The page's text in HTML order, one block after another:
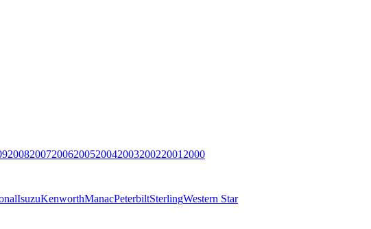
20082007200620052004200320022001 2000
IsuzuKenworthManacPeterbiltSterlingWestern Star